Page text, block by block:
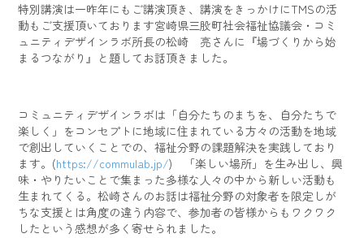
特別講演は一昨年にもご講演頂き、講演をきっかけにTMSの活
動もご支援頂いております宮崎県三股町社会福祉協議会・コミ
ュニティデザインラボ所長の松崎 亮さんに『場づくりから始
まるつながり』と題してお話頂きました。
コミュニティデザインラボは「自分たちのまちを、自分たちで
楽しく」をコンセプトに地域に住まれている方々の活動を地域
で創出していくことでの、福祉分野の課題解決を実践しており
ます。(https://commulab.jp/) 「楽しい場所」を生み出し、興
味・やりたいことで集まった多様な人々の中から新しい活動も
生まれてくる。松崎さんのお話は福祉分野の対象者を限定しが
ちな支援とは角度の違う内容で、参加者の皆様からもワクワク
したという感想が多く寄せられました。